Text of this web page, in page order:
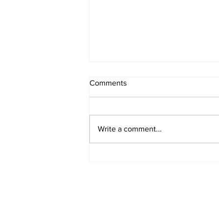
Comments
Write a comment...